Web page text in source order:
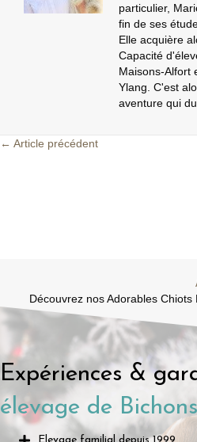
particulier,
fin de ses
Elle acquière
Capacité
Maisons-Alfort
Ylang. C'est
aventure qui
Posts
← Article précédent
Découvrez nos Adorables Chiots
Expériences &
élevage de